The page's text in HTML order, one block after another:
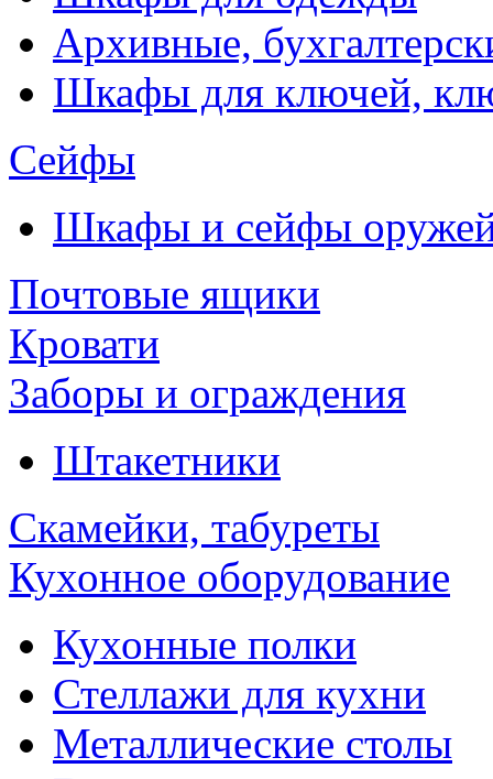
Архивные,
Шкафы для ключей,
Сейфы
Шкафы и сейфы
Почтовые ящики
Кровати
Заборы и ограждения
Штакетники
Скамейки, табуреты
Кухонное оборудование
Кухонные полки
Стеллажи для кухни
Металлические столы